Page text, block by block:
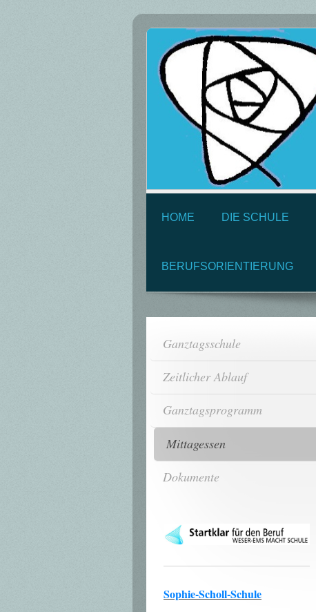
HOME DIE SCHULE
BERUFSORIENTIERUNG
Ganztagsschule
Zeitlicher Ablauf
Ganztagsprogramm
Mittagessen
Dokumente
Sophie-Scholl-Schule